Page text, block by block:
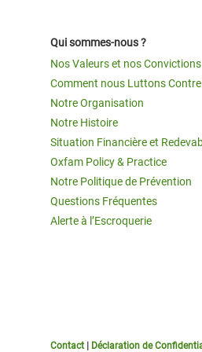
Qui sommes-nous ?
Nos Valeurs et nos Convictions
Comment nous Luttons
Notre Organisation
Notre Histoire
Situation Financière et
Oxfam Policy & Practice
Notre Politique de Prévention
Questions Fréquentes
Alerte à l’Escroquerie
Contact Déclaration de